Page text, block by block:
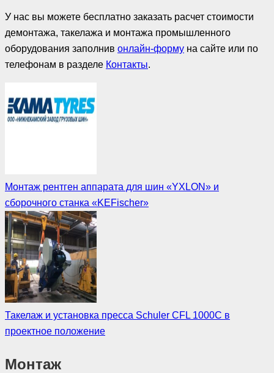
У нас вы можете бесплатно заказать расчет стоимости
демонтажа, такелажа и монтажа промышленного
оборудования заполнив онлайн-форму на сайте или по
телефонам в разделе Контакты.
Монтаж рентген аппарата для шин «YXLON» и
сборочного станка «KEFischer»
Такелаж и установка пресса Schuler CFL 1000C в
проектное положение
Монтаж